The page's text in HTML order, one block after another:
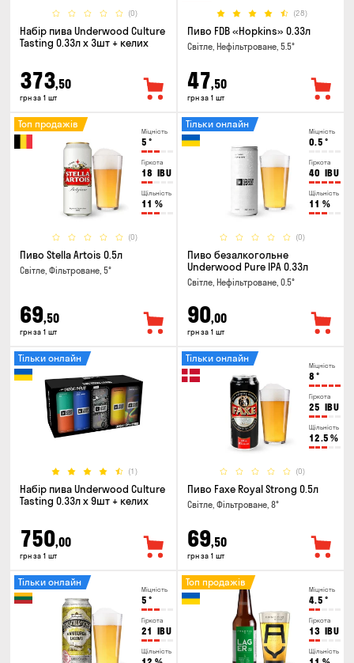
(0)
Набір пива Underwood Culture
Tasting 0.33л x 3шт + келих
373,50
грн за 1 шт
(28)
Пиво FDB «Hopkins» 0.33л
Світле, Нефільтроване, 5.5°
47,50
грн за 1 шт
Міцність
5 °
Гіркота
18 IBU
Щільність
11 %
(0)
Топ продажів
Пиво Stella Artois 0.5л
Світле, Фільтроване, 5°
69,50
грн за 1 шт
Міцність
0.5 °
Гіркота
40 IBU
Щільність
11 %
(0)
Тільки онлайн
Пиво безалкогольне
Underwood Pure IPA 0.33л
Світле, Нефільтроване, 0.5°
90,00
грн за 1 шт
(1)
Тільки онлайн
Набір пива Underwood Culture
Tasting 0.33л x 9шт + келих
750,00
грн за 1 шт
Міцність
8 °
Гіркота
25 IBU
Щільність
12.5 %
(0)
Тільки онлайн
Пиво Faxe Royal Strong 0.5л
Світле, Фільтроване, 8°
69,50
грн за 1 шт
Міцність
5 °
Гіркота
21 IBU
Щільність
Тільки онлайн
Міцність
4.5 °
Гіркота
13 IBU
Щільність
Топ продажів